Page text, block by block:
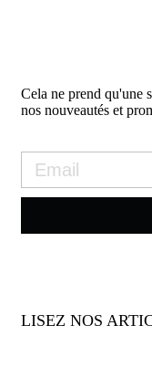
Cela ne prend qu'une
nos nouveautés et
LISEZ NOS